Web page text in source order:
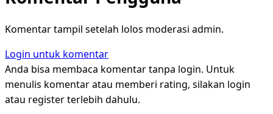
Komentar tampil setelah lolos moderasi admin.
Login untuk komentar
Anda bisa membaca komentar tanpa login. Untuk
menulis komentar atau memberi rating, silakan login
atau register terlebih dahulu.